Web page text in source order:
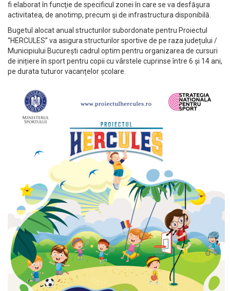
fi elaborat în funcţie de specificul zonei în care se va desfăşura
activitatea, de anotimp, precum şi de infrastructura disponibilă.
Bugetul alocat anual structurilor subordonate pentru Proiectul
“HERCULES” va asigura structurilor sportive de pe raza județului /
Municipiului București cadrul optim pentru organizarea de cursuri
de inițiere în sport pentru copii cu vârstele cuprinse între 6 și 14 ani,
pe durata tuturor vacanțelor școlare.